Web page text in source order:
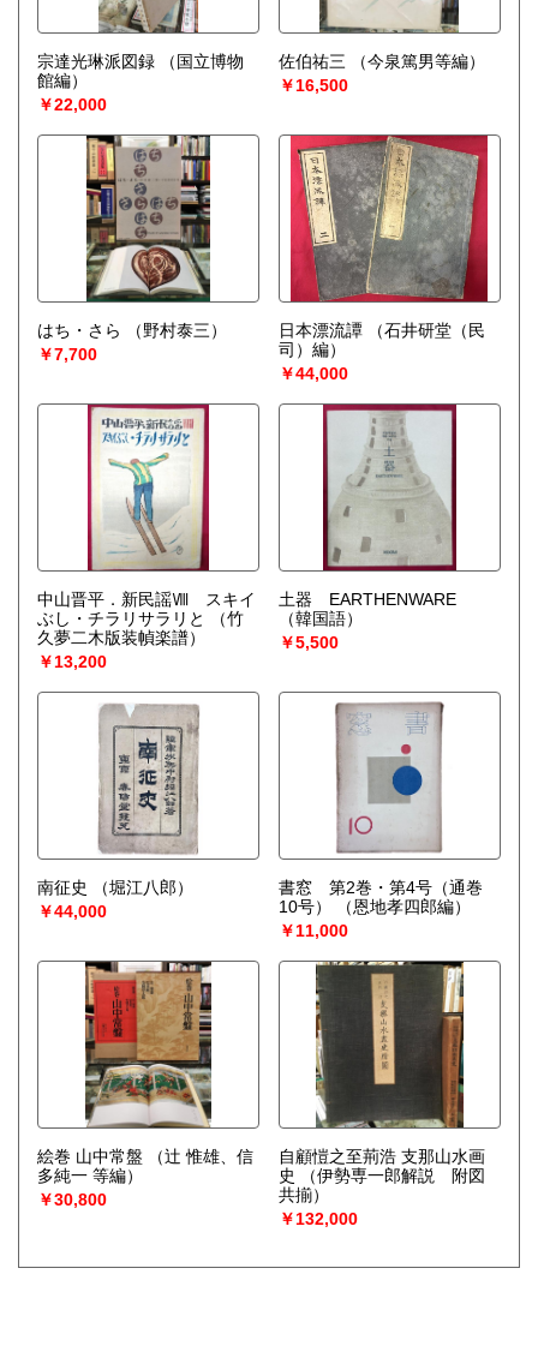
宗達光琳派図録
（国立博物
館編）
￥22,000
佐伯祐三
（今泉篤男等編）
￥16,500
はち・さら
（野村泰三）
￥7,700
日本漂流譚
（石井研堂（民
司）編）
￥44,000
中山晋平．新民謡Ⅷ スキイ
ぶし・チラリサラリと
（竹
久夢二木版装幀楽譜）
￥13,200
土器 EARTHENWARE
（韓国語）
￥5,500
南征史
（堀江八郎）
￥44,000
書窓 第2巻・第4号（通巻
10号）
（恩地孝四郎編）
￥11,000
絵巻 山中常盤
（辻 惟雄、信
多純一 等編）
￥30,800
自顧愷之至荊浩 支那山水画
史
（伊勢専一郎解説 附図
共揃）
￥132,000